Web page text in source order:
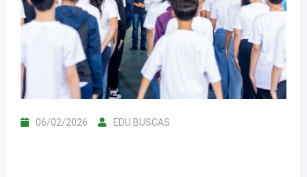
06/02/2026 EDU BUSCAS